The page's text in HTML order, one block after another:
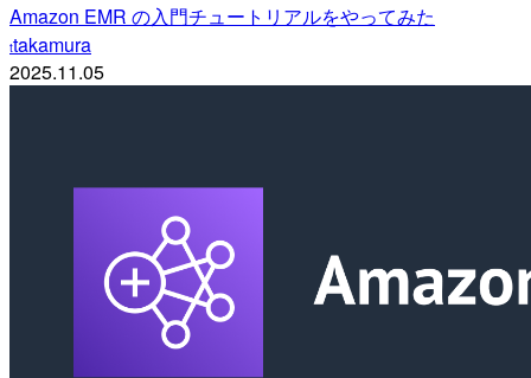
Amazon EMR の入門チュートリアルをやってみた
ttakamura
2025.11.05